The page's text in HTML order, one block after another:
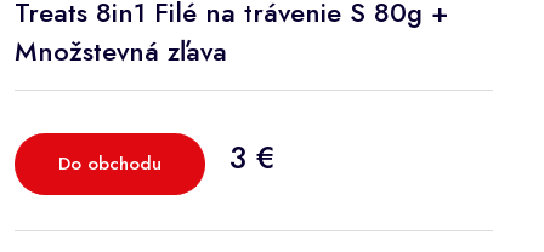
Treats 8in1 Filé na trávenie S 80g +
Množstevná zľava
Do obchodu 3 €